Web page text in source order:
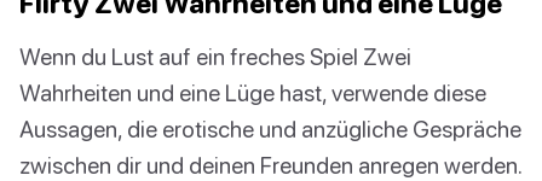
Wenn du Lust auf ein freches Spiel Zwei
Wahrheiten und eine Lüge hast, verwende diese
Aussagen, die erotische und anzügliche Gespräche
zwischen dir und deinen Freunden anregen werden.